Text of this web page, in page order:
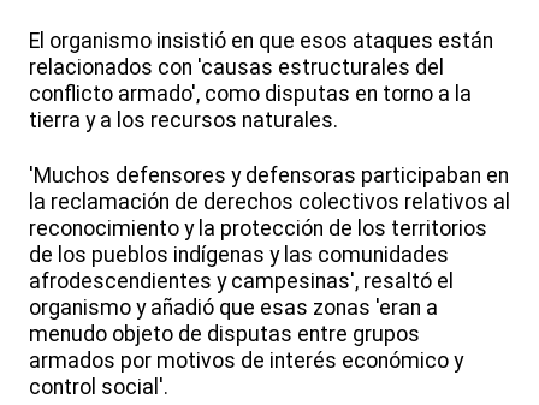
El organismo insistió en que esos ataques están
relacionados con 'causas estructurales del
conflicto armado', como disputas en torno a la
tierra y a los recursos naturales.
'Muchos defensores y defensoras participaban en
la reclamación de derechos colectivos relativos al
reconocimiento y la protección de los territorios
de los pueblos indígenas y las comunidades
afrodescendientes y campesinas', resaltó el
organismo y añadió que esas zonas 'eran a
menudo objeto de disputas entre grupos
armados por motivos de interés económico y
control social'.